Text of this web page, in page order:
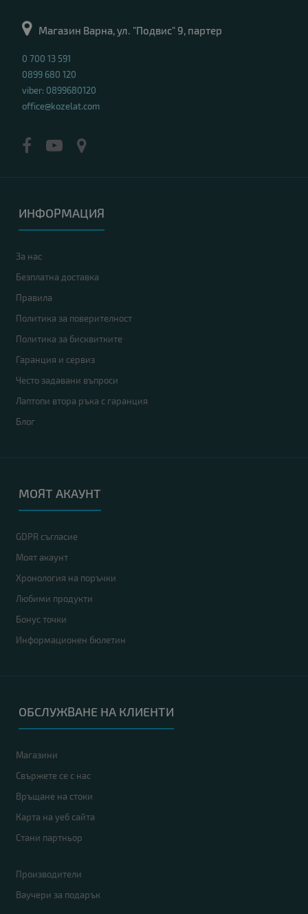
Магазин Варна, ул. "Подвис" 9, партер
0 700 13 591
0899 680 120
viber: 0899680120
office@kozelat.com
ИНФОРМАЦИЯ
За нас
Безплатна доставка
Правила
Политика за поверителност
Политика за бисквитките
Гаранция и сервиз
Често задавани въпроси
Лаптопи втора ръка с гаранция
Блог
МОЯТ АКАУНТ
GDPR съгласие
Моят акаунт
Хронология на поръчки
Любими продукти
Бонус точки
Информационен бюлетин
ОБСЛУЖВАНЕ НА КЛИЕНТИ
Магазини
Свържете се с нас
Връщане на стоки
Карта на уеб сайта
Стани партньор
Производители
Ваучери за подарък